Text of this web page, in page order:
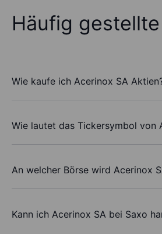
Häufig
Wie kaufe ich Acerinox SA
Wie lautet das Tickersymbol von
An welcher Börse wird Acerinox
Kann ich Acerinox SA bei Saxo